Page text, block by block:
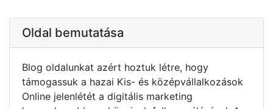
Oldal bemutatása
Blog oldalunkat azért hoztuk létre, hogy
támogassuk a hazai Kis- és középvállalkozások
Online jelenlétét a digitális marketing